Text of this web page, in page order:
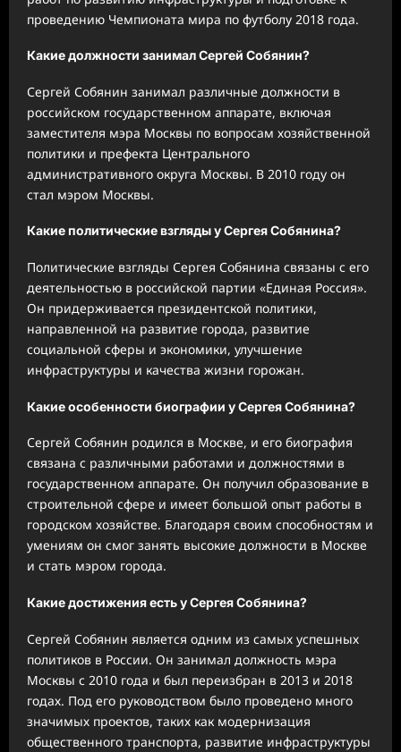
проведению Чемпионата мира по футболу 2018 года.
Какие должности занимал Сергей Собянин?
Сергей Собянин занимал различные должности в
российском государственном аппарате, включая
заместителя мэра Москвы по вопросам хозяйственной
политики и префекта Центрального
административного округа Москвы. В 2010 году он
стал мэром Москвы.
Какие политические взгляды у Сергея Собянина?
Политические взгляды Сергея Собянина связаны с его
деятельностью в российской партии «Единая Россия».
Он придерживается президентской политики,
направленной на развитие города, развитие
социальной сферы и экономики, улучшение
инфраструктуры и качества жизни горожан.
Какие особенности биографии у Сергея Собянина?
Сергей Собянин родился в Москве, и его биография
связана с различными работами и должностями в
государственном аппарате. Он получил образование в
строительной сфере и имеет большой опыт работы в
городском хозяйстве. Благодаря своим способностям и
умениям он смог занять высокие должности в Москве
и стать мэром города.
Какие достижения есть у Сергея Собянина?
Сергей Собянин является одним из самых успешных
политиков в России. Он занимал должность мэра
Москвы с 2010 года и был переизбран в 2013 и 2018
годах. Под его руководством было проведено много
значимых проектов, таких как модернизация
общественного транспорта, развитие инфраструктуры